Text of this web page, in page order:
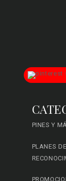
PINES Y
PLANES DE